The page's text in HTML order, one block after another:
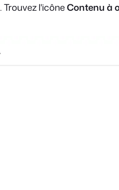
l'icôneContenu à